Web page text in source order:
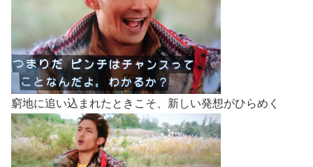
窮地に追い込まれたときこそ、新しい発想がひらめく